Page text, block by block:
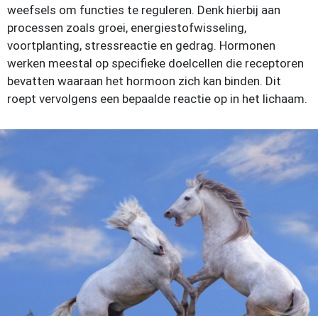
weefsels om functies te reguleren. Denk hierbij aan
processen zoals groei, energiestofwisseling,
voortplanting, stressreactie en gedrag. Hormonen
werken meestal op specifieke doelcellen die receptoren
bevatten waaraan het hormoon zich kan binden. Dit
roept vervolgens een bepaalde reactie op in het lichaam.